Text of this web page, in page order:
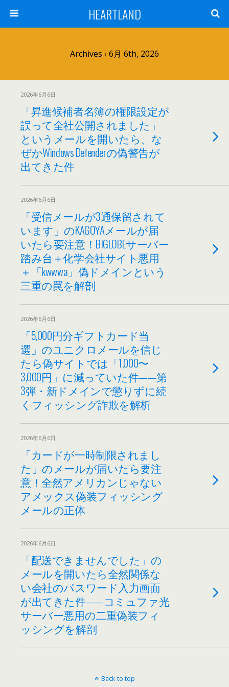
HEARTLAND
Archives › 6月 6th, 2026
2026年6月6日
「昇進候補者名簿の権限設定が
誤って全社公開されました」
というメールを開いたら、な
ぜかWindows Defenderの偽警告が
出てきた件
2026年6月6日
「受信メールが3通保留されて
います」のKAGOYAメールが届
いたら要注意！BIGLOBEサーバー
踏み台＋化学会社サイト悪用
＋「kwwwa」偽ドメインという
三重の罠を解剖
2026年6月6日
「5,000円分ギフトカード当
選」のユニクロメールを信じ
たら偽サイトでは「1,000〜
3,000円」に減っていた件——第
3弾・新ドメインで懲りずに続
くフィッシング詐欺を解析
2026年6月6日
「カードが一時制限されまし
た」のメールが届いたら要注
意！全然アメリカンじゃない
アメックス偽装フィッシング
メールの正体
2026年6月6日
「配送できませんでした」の
メールを開いたら全然関係な
い会社のパスワード入力画面
が出てきた件——コミュファ光
サーバー悪用の二重偽装フィ
ッシングを解剖
Back to top